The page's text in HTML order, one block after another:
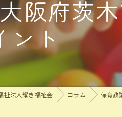
阪府茨
ント
祉法人耀き福祉会 コラム 保育教